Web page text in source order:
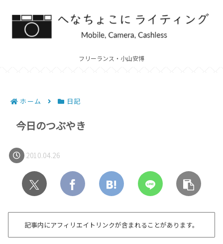
フリーランス・小山安博
ホーム 日記
今日のつぶやき
2010.04.26
記事内にアフィリエイトリンクが含まれることがあります。